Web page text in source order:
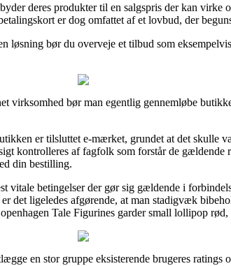
deres produkter til en salgspris der kan virke
er dog omfattet af et lovbud, der
løsning bør du overveje et tilbud som
virksomhed bør man egentlig gennemløbe
er tilsluttet e-mærket, grundet at det skulle
kontrolleres af fagfolk som forstår de gældende
din bestilling.
vitale betingelser der gør sig gældende i
det ligeledes afgørende, at man stadigvæk
Tale Figurines garder small lollipop
en stor gruppe eksisterende brugeres